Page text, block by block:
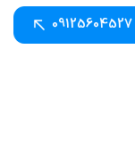
09125604527